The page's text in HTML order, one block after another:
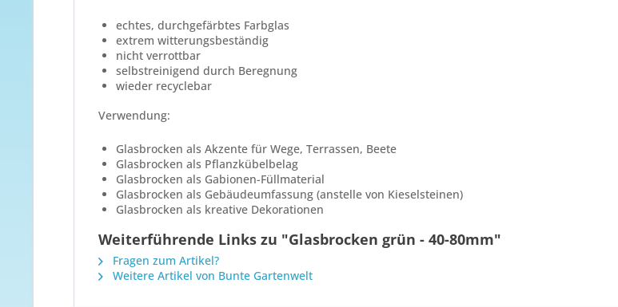
echtes, durchgefärbtes Farbglas
extrem witterungsbeständig
nicht verrottbar
selbstreinigend durch Beregnung
wieder recyclebar
Verwendung:
Glasbrocken als Akzente für Wege, Terrassen, Beete
Glasbrocken als Pflanzkübelbelag
Glasbrocken als Gabionen-Füllmaterial
Glasbrocken als Gebäudeumfassung (anstelle von Kieselsteinen)
Glasbrocken als kreative Dekorationen
Weiterführende Links zu "Glasbrocken grün - 40-80mm"
Fragen zum Artikel?
Weitere Artikel von Bunte Gartenwelt